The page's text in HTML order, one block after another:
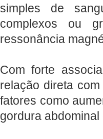
simples de
complexos ou
ressonância
Com forte
relação direta
fatores como
gordura abdominal